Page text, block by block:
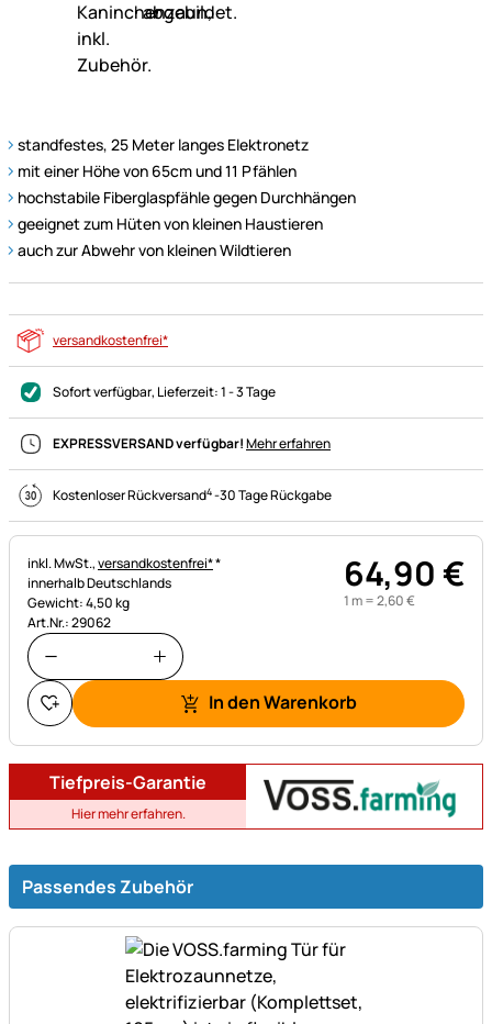
standfestes, 25 Meter langes Elektronetz
mit einer Höhe von 65cm und 11 Pfählen
hochstabile Fiberglaspfähle gegen Durchhängen
geeignet zum Hüten von kleinen Haustieren
auch zur Abwehr von kleinen Wildtieren
versandkostenfrei*
Sofort verfügbar, Lieferzeit:1 - 3 Tage
EXPRESSVERSAND verfügbar!Mehr erfahren
Kostenloser Rückversand4-30 Tage Rückgabe
Steuerhinweis:
inkl. MwSt.,versandkostenfrei**
innerhalb Deutschlands
Gewicht: 4,50 kg
Art.Nr.: 29062
64,90€
1 m =2,60€
In den Warenkorb
Tiefpreis-Garantie
Hier mehr erfahren.
Passendes Zubehör